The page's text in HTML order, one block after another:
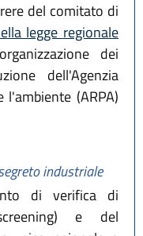
del comitato di
legge regionale
dei
dell'Agenzia
(ARPA)
industriale
di verifica di
e del